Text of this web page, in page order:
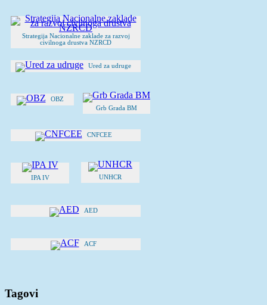
Strategija Nacionalne zaklade za razvoj
civilnoga drustva NZRCD
Ured za udruge
OBZ
Grb Grada BM
CNFCEE
IPA IV UNHCR
AED
ACF
Tagovi